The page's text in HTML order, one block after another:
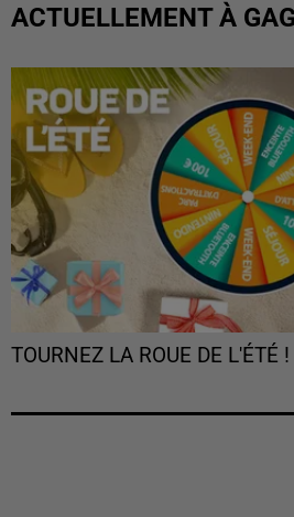
ACTUELLEMENT À
TOURNEZ LA ROUE DE L'ÉTÉ !